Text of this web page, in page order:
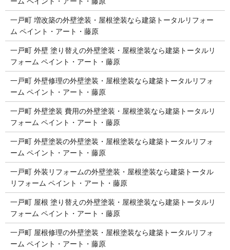
一戸町 増改築の外壁塗装・屋根塗装なら建築トータルリフォー
ム ペイント・アート・藤原
一戸町 外壁 塗り替えの外壁塗装・屋根塗装なら建築トータルリ
フォーム ペイント・アート・藤原
一戸町 外壁修理の外壁塗装・屋根塗装なら建築トータルリフォ
ーム ペイント・アート・藤原
一戸町 外壁塗装 費用の外壁塗装・屋根塗装なら建築トータルリ
フォーム ペイント・アート・藤原
一戸町 外壁塗装の外壁塗装・屋根塗装なら建築トータルリフォ
ーム ペイント・アート・藤原
一戸町 外装リフォームの外壁塗装・屋根塗装なら建築トータル
リフォーム ペイント・アート・藤原
一戸町 屋根 塗り替えの外壁塗装・屋根塗装なら建築トータルリ
フォーム ペイント・アート・藤原
一戸町 屋根修理の外壁塗装・屋根塗装なら建築トータルリフォ
ーム ペイント・アート・藤原